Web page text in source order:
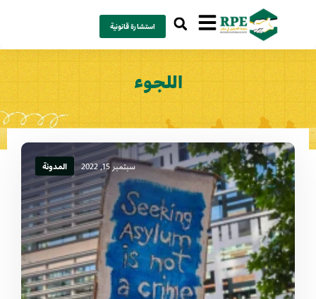
استشارة قانونية
اللجوء
سبتمبر 15, 2022 المدونة